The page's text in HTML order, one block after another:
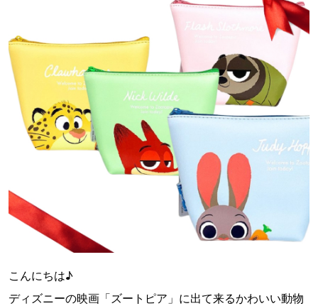
こんにちは♪
ディズニーの映画「ズートピア」に出て来るかわいい動物